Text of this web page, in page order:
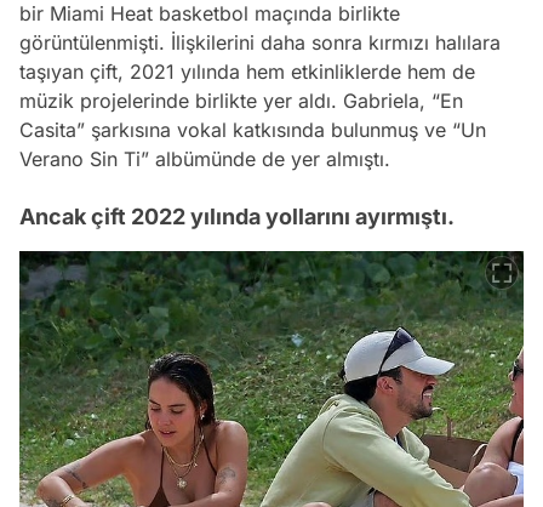
bir Miami Heat basketbol maçında birlikte
görüntülenmişti. İlişkilerini daha sonra kırmızı halılara
taşıyan çift, 2021 yılında hem etkinliklerde hem de
müzik projelerinde birlikte yer aldı. Gabriela, “En
Casita” şarkısına vokal katkısında bulunmuş ve “Un
Verano Sin Ti” albümünde de yer almıştı.
Ancak çift 2022 yılında yollarını ayırmıştı.